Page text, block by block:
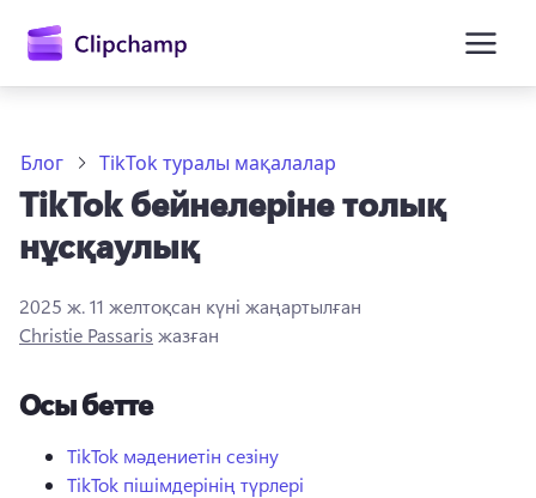
Тегін қолданып көру
Блог TikTok туралы мақалалар
TikTok бейнелеріне толық
нұсқаулық
2025 ж. 11 желтоқсан күні жаңартылған
Christie Passarisжазған
Осы бетте
TikTok мәдениетін сезіну
TikTok пішімдерінің түрлері